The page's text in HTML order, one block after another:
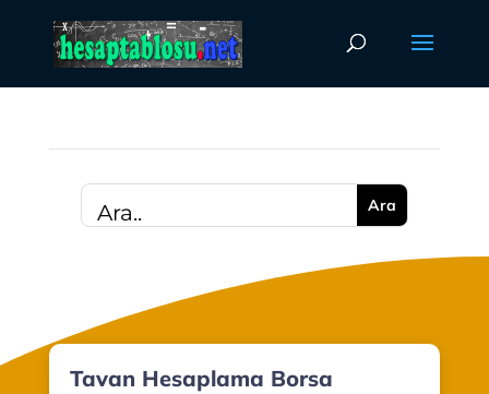
Tavan Hesaplama Borsa